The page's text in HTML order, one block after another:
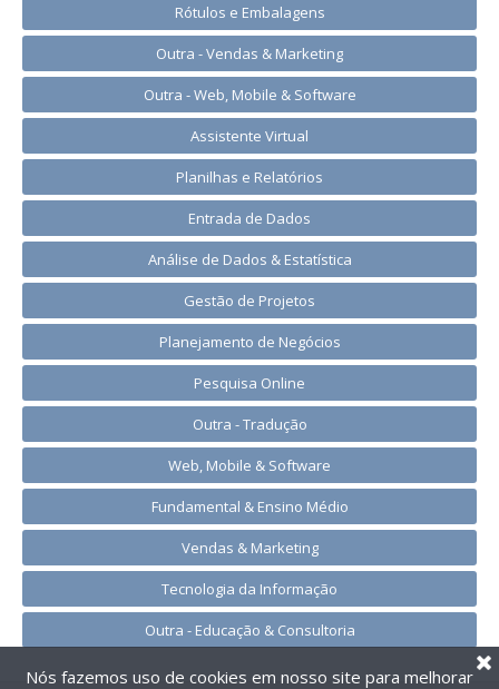
Rótulos e Embalagens
Outra - Vendas & Marketing
Outra - Web, Mobile & Software
Assistente Virtual
Planilhas e Relatórios
Entrada de Dados
Análise de Dados & Estatística
Gestão de Projetos
Planejamento de Negócios
Pesquisa Online
Outra - Tradução
Web, Mobile & Software
Fundamental & Ensino Médio
Vendas & Marketing
Tecnologia da Informação
Outra - Educação & Consultoria
Nós fazemos uso de cookies em nosso site para melhorar